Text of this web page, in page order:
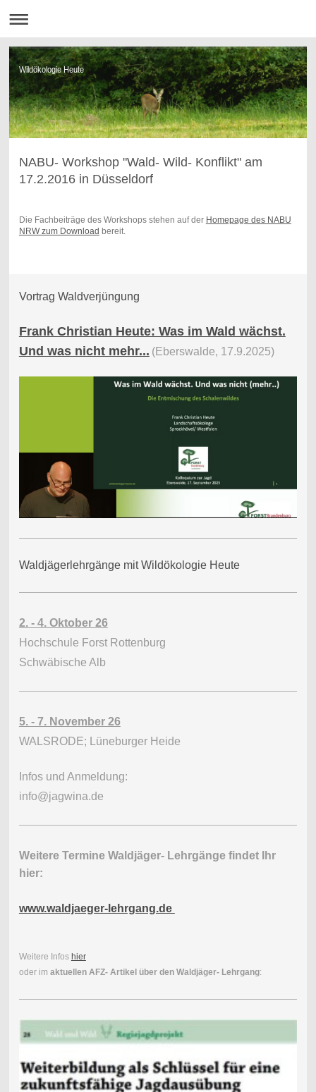
Wildökologie Heute
NABU- Workshop "Wald- Wild- Konflikt" am
17.2.2016 in Düsseldorf
Die Fachbeiträge des Workshops stehen auf der Homepage des NABU
NRW zum Download bereit.
Vortrag Waldverjüngung
Frank Christian Heute: Was im Wald wächst.
Und was nicht mehr... (Eberswalde, 17.9.2025)
Waldjägerlehrgänge mit Wildökologie Heute
2. - 4. Oktober 26
Hochschule Forst Rottenburg
Schwäbische Alb
5. - 7. November 26
WALSRODE; Lüneburger Heide
Infos und Anmeldung:
info@jagwina.de
Weitere Termine Waldjäger- Lehrgänge findet Ihr
hier:
www.waldjaeger-lehrgang.de
Weitere Infos hier
oder im aktuellen AFZ- Artikel über den Waldjäger- Lehrgang: